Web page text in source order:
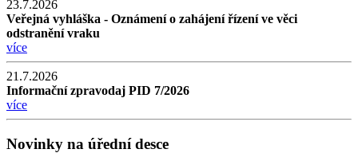
23.7.2026
Veřejná vyhláška - Oznámení o zahájení řízení ve věci
odstranění vraku
více
21.7.2026
Informační zpravodaj PID 7/2026
více
Novinky na úřední desce